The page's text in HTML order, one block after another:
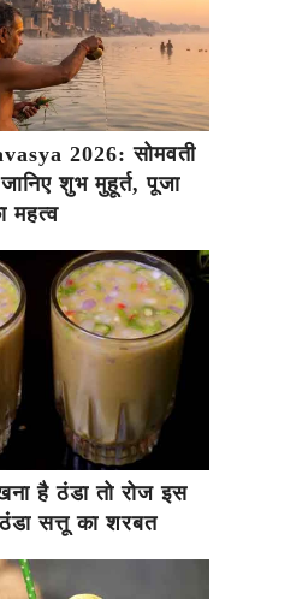
2026: सोमवती
शुभ मुहूर्त, पूजा
महत्व
है ठंडा तो रोज इस
सत्तू का शरबत